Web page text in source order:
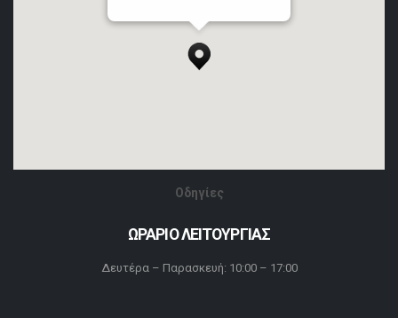
Οδηγίες
ΩΡΑΡΙΟ ΛΕΙΤΟΥΡΓΙΑΣ
Δευτέρα – Παρασκευή: 10:00 – 17:00